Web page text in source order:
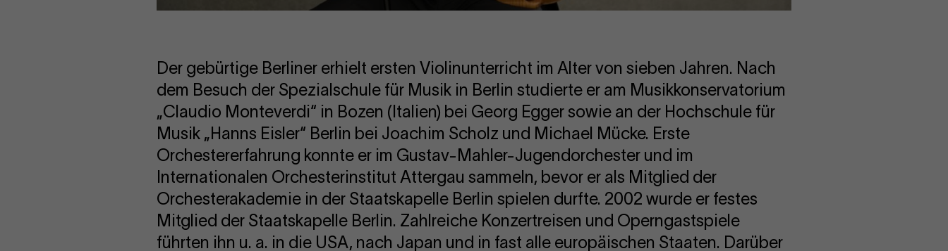
Der gebürtige Berliner erhielt ersten Violinunterricht im Alter von sieben Jahren. Nach
dem Besuch der Spezialschule für Musik in Berlin studierte er am Musikkonservatorium
„Claudio Monteverdi“ in Bozen (Italien) bei Georg Egger sowie an der Hochschule für
Musik „Hanns Eisler“ Berlin bei Joachim Scholz und Michael Mücke. Erste
Orchestererfahrung konnte er im Gustav-Mahler-Jugendorchester und im
Internationalen Orchesterinstitut Attergau sammeln, bevor er als Mitglied der
Orchesterakademie in der Staatskapelle Berlin spielen durfte. 2002 wurde er festes
Mitglied der Staatskapelle Berlin. Zahlreiche Konzertreisen und Operngastspiele
führten ihn u. a. in die USA, nach Japan und in fast alle europäischen Staaten. Darüber